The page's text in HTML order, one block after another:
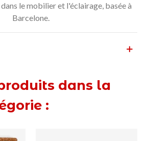
le mobilier et l'éclairage, basée à
Barcelone.
dans la
: